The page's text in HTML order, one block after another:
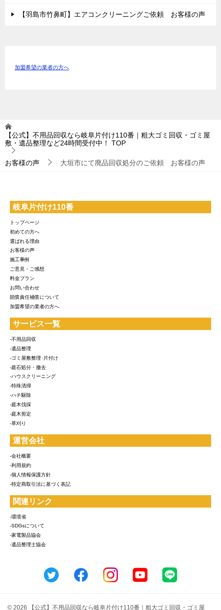
【羽島市竹鼻町】エアコンクリーニングご依頼 お客様の声
加盟希望の業者の方へ
【公式】不用品回収なら岐阜片付け110番｜粗大ゴミ回収・ゴミ屋
敷・遺品整理など24時間受付中！
TOP
お客様の声 大垣市にて廃品回収処分のご依頼 お客様の声
岐阜片付け110番
トップページ
初めての方へ
選ばれる理由
お客様の声
施工事例
ご意見・ご感想
料金プラン
お問い合わせ
賠償責任補償について
加盟希望の業者の方へ
サービス一覧
-不用品回収
-遺品整理
-ゴミ屋敷整理･片付け
-庭石処分・撤去
-ハウスクリーニング
-特殊清掃
-ハチ駆除
-庭木伐採
-庭木剪定
-草刈り
運営会社
-会社概要
-利用規約
-個人情報保護方針
-特定商取引法に基づく表記
関連リンク
-環境省
-SDGsについて
-家電製品協会
-遺品整理士協会
© 2026 【公式】不用品回収なら岐阜片付け110番｜粗大ゴミ回収・ゴミ屋